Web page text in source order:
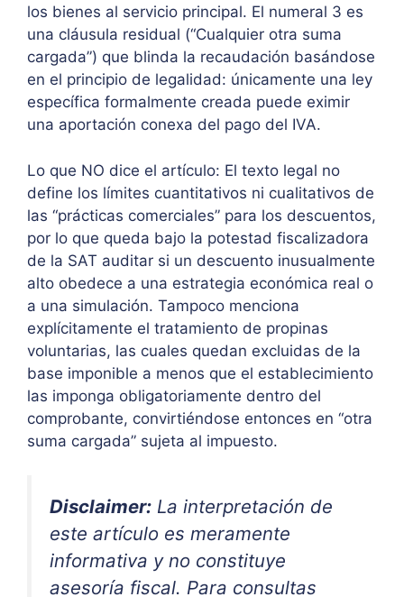
los bienes al servicio principal. El numeral 3 es
una cláusula residual (“Cualquier otra suma
cargada”) que blinda la recaudación basándose
en el principio de legalidad: únicamente una ley
específica formalmente creada puede eximir
una aportación conexa del pago del IVA.
Lo que NO dice el artículo: El texto legal no
define los límites cuantitativos ni cualitativos de
las “prácticas comerciales” para los descuentos,
por lo que queda bajo la potestad fiscalizadora
de la SAT auditar si un descuento inusualmente
alto obedece a una estrategia económica real o
a una simulación. Tampoco menciona
explícitamente el tratamiento de propinas
voluntarias, las cuales quedan excluidas de la
base imponible a menos que el establecimiento
las imponga obligatoriamente dentro del
comprobante, convirtiéndose entonces en “otra
suma cargada” sujeta al impuesto.
Disclaimer: La interpretación de
este artículo es meramente
informativa y no constituye
asesoría fiscal. Para consultas